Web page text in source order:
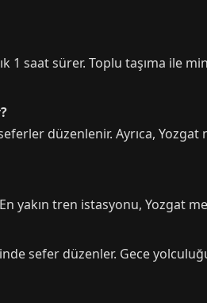
1 saat sürer. Toplu taşıma ile
düzenlenir. Ayrıca,
yakın tren istasyonu, Yozgat
sefer düzenler. Gece